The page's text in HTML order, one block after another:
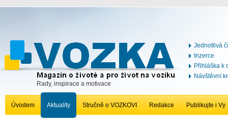
Rady, inspirace a motivace
Jednotlivá
Inzerce
Přihláška k
Návštěvní
Úvodem Aktuality Stručně o VOZKOVI Redakce Publikujte i Vy